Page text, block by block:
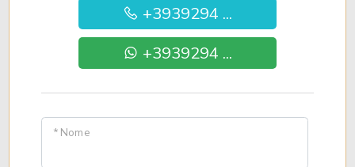
+3939294 ...
+3939294 ...
* Nome